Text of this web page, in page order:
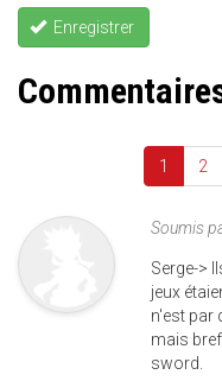
Enregistrer
1 2
Soumis
Serge->
jeux
n'est par
mais
sword.